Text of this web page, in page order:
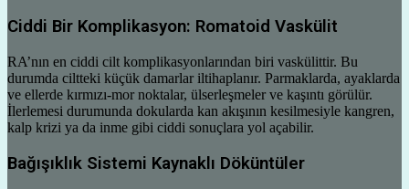
Ciddi Bir Komplikasyon: Romatoid Vaskülit
RA’nın en ciddi cilt komplikasyonlarından biri vaskülittir. Bu
durumda ciltteki küçük damarlar iltihaplanır. Parmaklarda, ayaklarda
ve ellerde kırmızı-mor noktalar, ülserleşmeler ve kaşıntı görülür.
İlerlemesi durumunda dokularda kan akışının kesilmesiyle kangren,
kalp krizi ya da inme gibi ciddi sonuçlara yol açabilir.
Bağışıklık Sistemi Kaynaklı Döküntüler